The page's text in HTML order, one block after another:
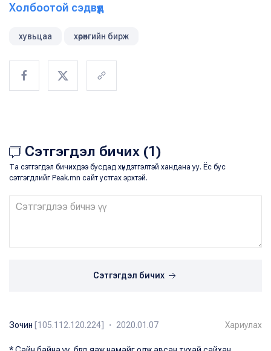
Холбоотой сэдвүүд
хувьцаа хөрөнгийн бирж
Сэтгэгдэл бичих (1)
Та сэтгэгдэл бичихдээ бусдад хүндэтгэлтэй хандана уу. Ёс бус
сэтгэгдлийг Peak.mn сайт устгах эрхтэй.
Сэтгэгдэл бичих
Зочин [105.112.120.224] ・ 2020.01.07 Хариулах